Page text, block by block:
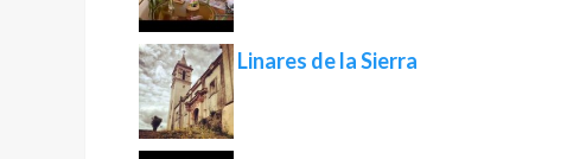
Linares de la Sierra